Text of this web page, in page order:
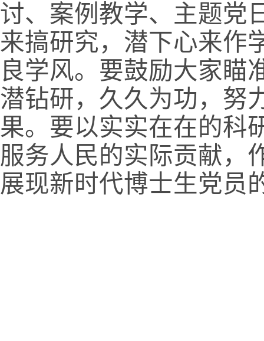
讨、案例教学、主题党
来搞研究，潜下心来作
良学风。要鼓励大家瞄
潜钻研，久久为功，努
果。要以实实在在的科
服务人民的实际贡献，
展现新时代博士生党员